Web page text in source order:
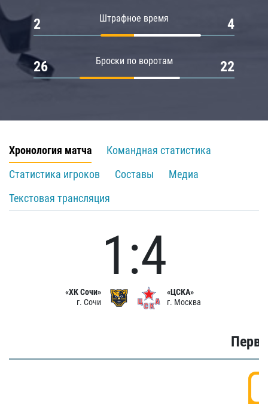
Штрафное время
2 4
Броски по воротам
26 22
Хронология матча
Командная статистика
Статистика игроков
Составы
Медиа
Текстовая трансляция
«ХК Сочи»
г. Сочи
1:4
«ЦСКА»
г. Москва